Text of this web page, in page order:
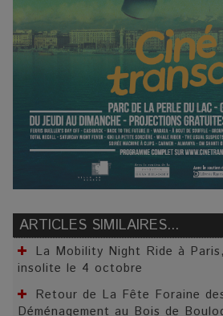
ARTICLES SIMILAIRES...
La Mobility Night Ride à
insolite le 4 octobre
Retour de La Fête Foraine
Déménagement au Bois de